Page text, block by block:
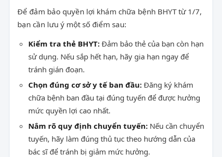
Để đảm bảo quyền lợi khám chữa bệnh BHYT từ 1/7,
bạn cần lưu ý một số điểm sau:
Kiểm tra thẻ BHYT: Đảm bảo thẻ của bạn còn hạn
sử dụng. Nếu sắp hết hạn, hãy gia hạn ngay để
tránh gián đoạn.
Chọn đúng cơ sở y tế ban đầu: Đăng ký khám
chữa bệnh ban đầu tại đúng tuyến để được hưởng
mức quyền lợi cao nhất.
Nắm rõ quy định chuyển tuyến: Nếu cần chuyển
tuyến, hãy làm đúng thủ tục theo hướng dẫn của
bác sĩ để tránh bị giảm mức hưởng.